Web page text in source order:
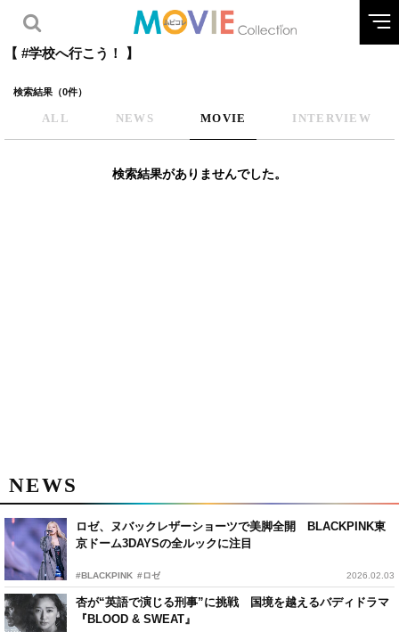
【 #学校へ行こう！ 】
検索結果（0件）
ALL NEWS MOVIE INTERVIEW
検索結果がありませんでした。
NEWS
ロゼ、ヌバックレザーショーツで美脚全開 BLACKPINK東
京ドーム3DAYSの全ルックに注目
#BLACKPINK #ロゼ 2026.02.03
杏が“英語で演じる刑事”に挑戦 国境を越えるバディドラマ
『BLOOD & SWEAT』